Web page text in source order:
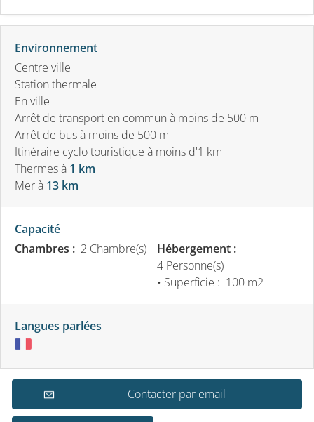
Environnement
Centre ville
Station thermale
En ville
Arrêt de transport en commun à moins de 500 m
Arrêt de bus à moins de 500 m
Itinéraire cyclo touristique à moins d'1 km
Thermesà 1 km
Merà 13 km
Capacité
Chambres : 2 Chambre(s)
Hébergement :
4 Personne(s)
• Superficie : 100 m2
Langues parlées
Contacter par email